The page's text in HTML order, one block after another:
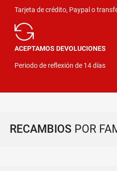
Tarjeta de crédito, Paypal o
ACEPTAMOS DEVOLUCIONES
Periodo de reflexión de 14 días
RECAMBIOS POR